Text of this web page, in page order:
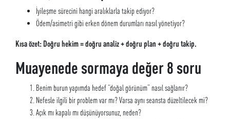
İyileşme sürecini hangi aralıklarla takip ediyor?
Ödem/asimetri gibi erken dönem durumları nasıl yönetiyor?
Kısa özet: Doğru hekim = doğru analiz + doğru plan + doğru takip.
Muayenede sormaya değer 8 soru
Benim burun yapımda hedef “doğal görünüm” nasıl sağlanır?
Nefesle ilgili bir problem var mı? Varsa aynı seansta düzeltilecek mi?
Açık mı kapalı mı düşünüyorsunuz, neden?